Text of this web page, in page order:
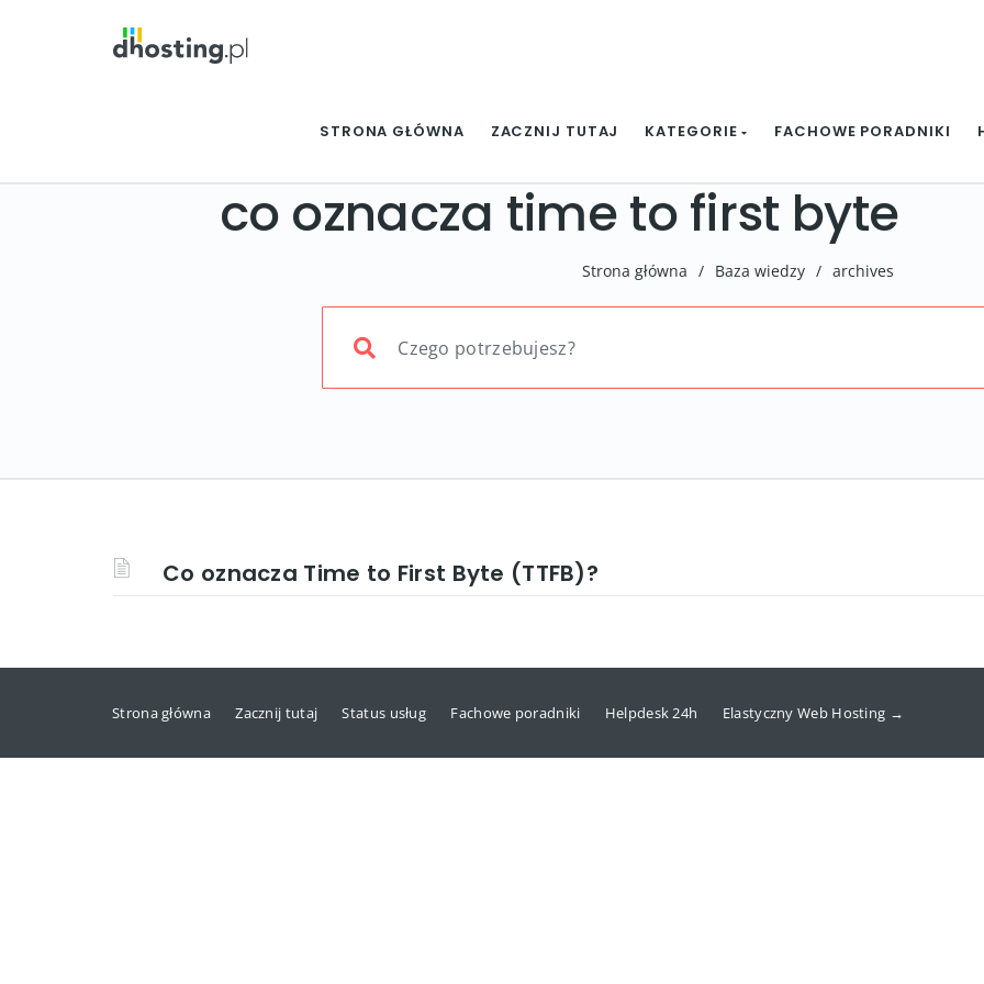
STRONA GŁÓWNA ZACZNIJ TUTAJ KATEGORIE FACHOWE PORADNIKI
co oznacza time to first byte
Strona główna / Baza wiedzy / archives
Co oznacza Time to First Byte (TTFB)?
Strona główna Zacznij tutaj Status usług Fachowe poradniki Helpdesk 24h Elastyczny Web Hosting →